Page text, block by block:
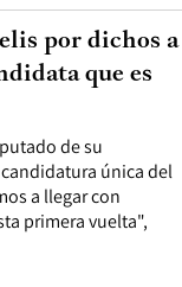
de su
única del
a llegar con
primera vuelta",
por dichos a
que es